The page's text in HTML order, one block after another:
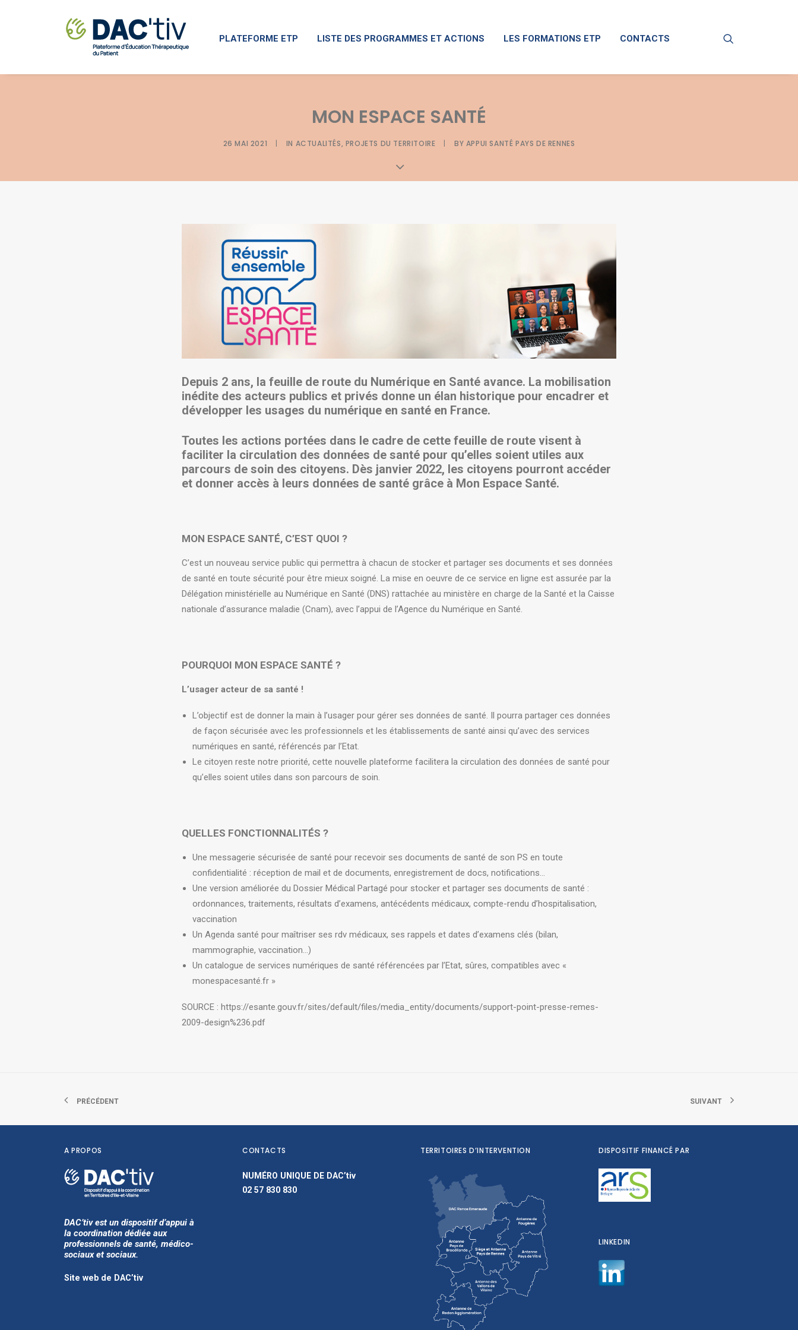
PLATEFORME ETP LISTE DES PROGRAMMES ET ACTIONS LES FORMATIONS ETP CONTACTS
MON ESPACE SANTÉ
26 MAI 2021 | IN ACTUALITÉS, PROJETS DU TERRITOIRE | BY APPUI SANTÉ PAYS DE RENNES
Depuis 2 ans, la feuille de route du Numérique en Santé avance. La mobilisation
inédite des acteurs publics et privés donne un élan historique pour encadrer et
développer les usages du numérique en santé en France.
Toutes les actions portées dans le cadre de cette feuille de route visent à
faciliter la circulation des données de santé pour qu’elles soient utiles aux
parcours de soin des citoyens. Dès janvier 2022, les citoyens pourront accéder
et donner accès à leurs données de santé grâce à Mon Espace Santé.
MON ESPACE SANTÉ, C’EST QUOI ?
C’est un nouveau service public qui permettra à chacun de stocker et partager ses documents et ses données
de santé en toute sécurité pour être mieux soigné. La mise en oeuvre de ce service en ligne est assurée par la
Délégation ministérielle au Numérique en Santé (DNS) rattachée au ministère en charge de la Santé et la Caisse
nationale d’assurance maladie (Cnam), avec l’appui de l’Agence du Numérique en Santé.
POURQUOI MON ESPACE SANTÉ ?
L’usager acteur de sa santé !
L’objectif est de donner la main à l’usager pour gérer ses données de santé. Il pourra partager ces données
de façon sécurisée avec les professionnels et les établissements de santé ainsi qu’avec des services
numériques en santé, référencés par l’Etat.
Le citoyen reste notre priorité, cette nouvelle plateforme facilitera la circulation des données de santé pour
qu’elles soient utiles dans son parcours de soin.
QUELLES FONCTIONNALITÉS ?
Une messagerie sécurisée de santé pour recevoir ses documents de santé de son PS en toute
confidentialité : réception de mail et de documents, enregistrement de docs, notifications…
Une version améliorée du Dossier Médical Partagé pour stocker et partager ses documents de santé :
ordonnances, traitements, résultats d’examens, antécédents médicaux, compte-rendu d’hospitalisation,
vaccination
Un Agenda santé pour maîtriser ses rdv médicaux, ses rappels et dates d’examens clés (bilan,
mammographie, vaccination…)
Un catalogue de services numériques de santé référencées par l’Etat, sûres, compatibles avec «
monespacesanté.fr »
SOURCE : https://esante.gouv.fr/sites/default/files/media_entity/documents/support-point-presse-remes-
2009-design%236.pdf
PRÉCÉDENT SUIVANT
A PROPOS
DAC’tiv est un dispositif d’appui à
la coordination dédiée aux
professionnels de santé, médico-
sociaux et sociaux.
Site web de DAC’tiv
CONTACTS
NUMÉRO UNIQUE DE DAC’tiv
02 57 830 830
TERRITOIRES D’INTERVENTION DISPOSITIF FINANCÉ PAR
LINKEDIN